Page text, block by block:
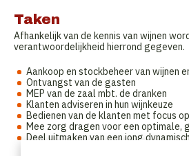
Taken
Afhankelijk van de kennis van wijnen
verantwoordelijkheid hierrond gegeven.
Aankoop en stockbeheer van wijnen
Ontvangst van de gasten
MEP van de zaal mbt. de dranken
Klanten adviseren in hun wijnkeuze
Bedienen van de klanten met focus
Mee zorg dragen voor een optimale,
Deel uitmaken van een jong